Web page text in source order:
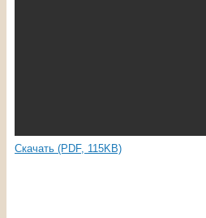
Скачать (PDF, 115KB)